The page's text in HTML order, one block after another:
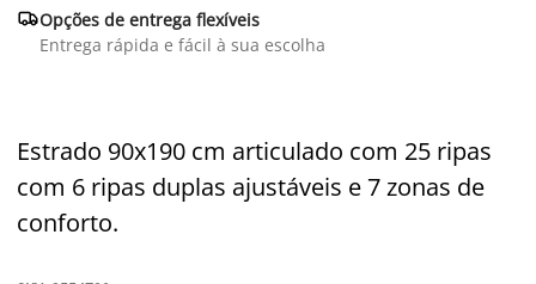
Opções de entrega flexíveis
Entrega rápida e fácil à sua escolha
Estrado 90x190 cm articulado com 25 ripas
com 6 ripas duplas ajustáveis e 7 zonas de
conforto.